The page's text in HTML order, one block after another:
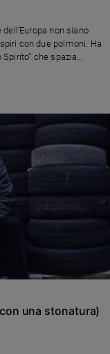
non siano
con due polmoni. Ha
che spazia
una stonatura)